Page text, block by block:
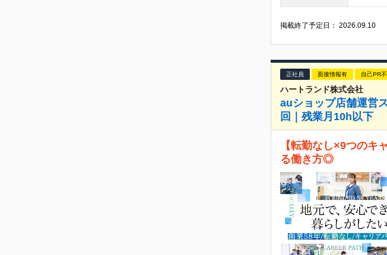
掲載終了予定日：2026.09.10
正社員 面接情報有 自己PR
ハートランド株式会社
auショップ店舗運営
回｜残業月10h以下
【転勤なし×9つのキ
る働き方◎